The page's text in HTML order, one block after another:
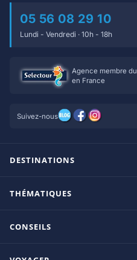
05 56 08 29 10
Lundi - Vendredi · 10h - 18h
Agence membre du
en France
Suivez-nous
DESTINATIONS
Ile Maurice
THÉMATIQUES
Adultes uniquement
CONSEILS